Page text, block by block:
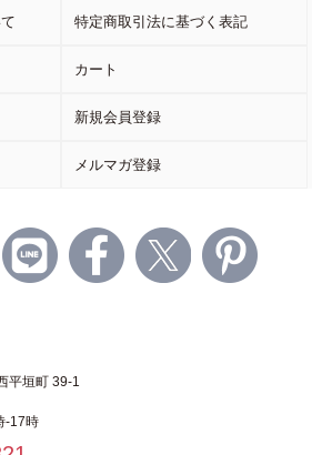
特定商取引法に基づく表記
カート
新規会員登録
メルマガ登録
平垣町 39-1
-17時